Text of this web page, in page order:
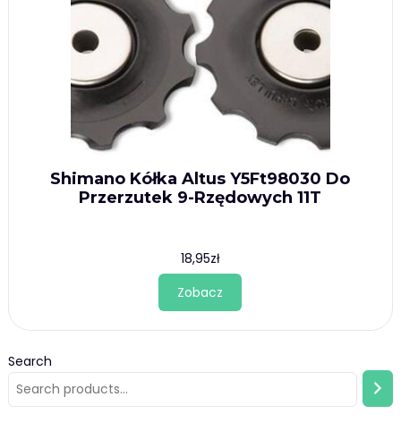
Shimano Kółka Altus Y5Ft98030 Do
Przerzutek 9-Rzędowych 11T
18,95zł
Zobacz
Search